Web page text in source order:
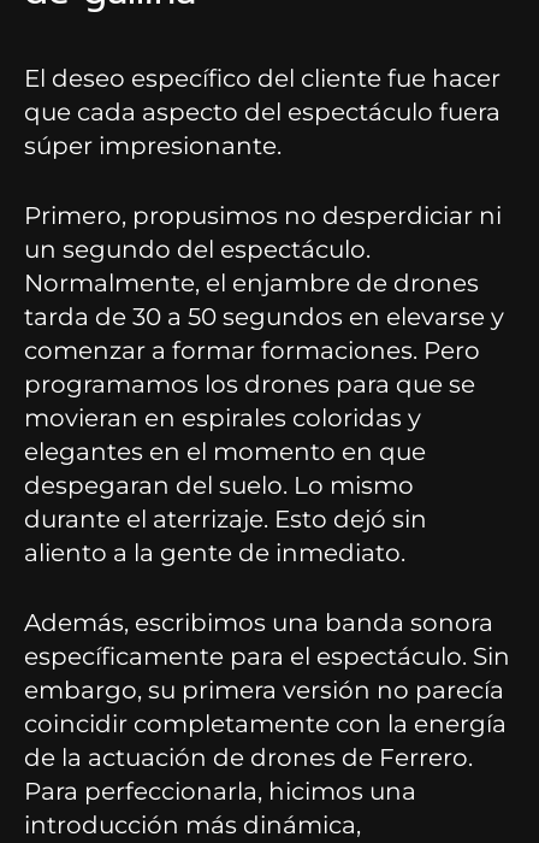
El deseo específico del cliente fue hacer
que cada aspecto del espectáculo fuera
súper impresionante.
Primero, propusimos no desperdiciar ni
un segundo del espectáculo.
Normalmente, el enjambre de drones
tarda de 30 a 50 segundos en elevarse y
comenzar a formar formaciones. Pero
programamos los drones para que se
movieran en espirales coloridas y
elegantes en el momento en que
despegaran del suelo. Lo mismo
durante el aterrizaje. Esto dejó sin
aliento a la gente de inmediato.
Además, escribimos una banda sonora
específicamente para el espectáculo. Sin
embargo, su primera versión no parecía
coincidir completamente con la energía
de la actuación de drones de Ferrero.
Para perfeccionarla, hicimos una
introducción más dinámica,